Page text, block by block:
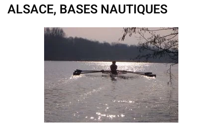
ALSACE, BASES NAUTIQUES